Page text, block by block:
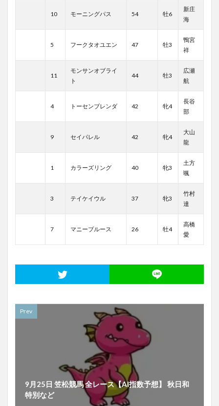
10 モーニングパス 54 牡6
新庄
海
5 フークタオユエン 47 牡3
鴨宮
祥
11
モンサンオブライ
ト
44 牡3
広瀬
航
4 トーセンブレンダ 42 牝4
長谷
部
9 セイパレル 42 牝4
大山
龍
1 カラーズリング 40 牝3
土方
颯
3 テイケイウル 37 牝3
竹村
達
7 マニーブルース 26 牡4
高橋
愛
Prev
9月25日 笠松競馬 全レース【AI指数予想】 秋日和
特別など